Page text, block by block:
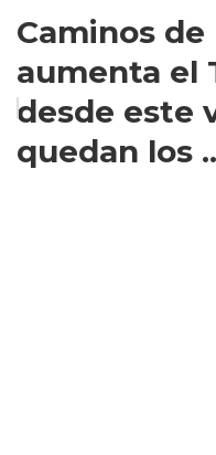
Caminos de
aumenta el
desde este
quedan los